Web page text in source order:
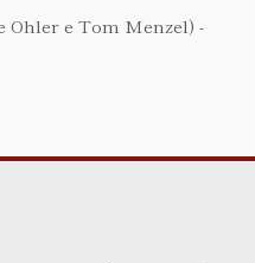
Ohler e Tom Menzel) -